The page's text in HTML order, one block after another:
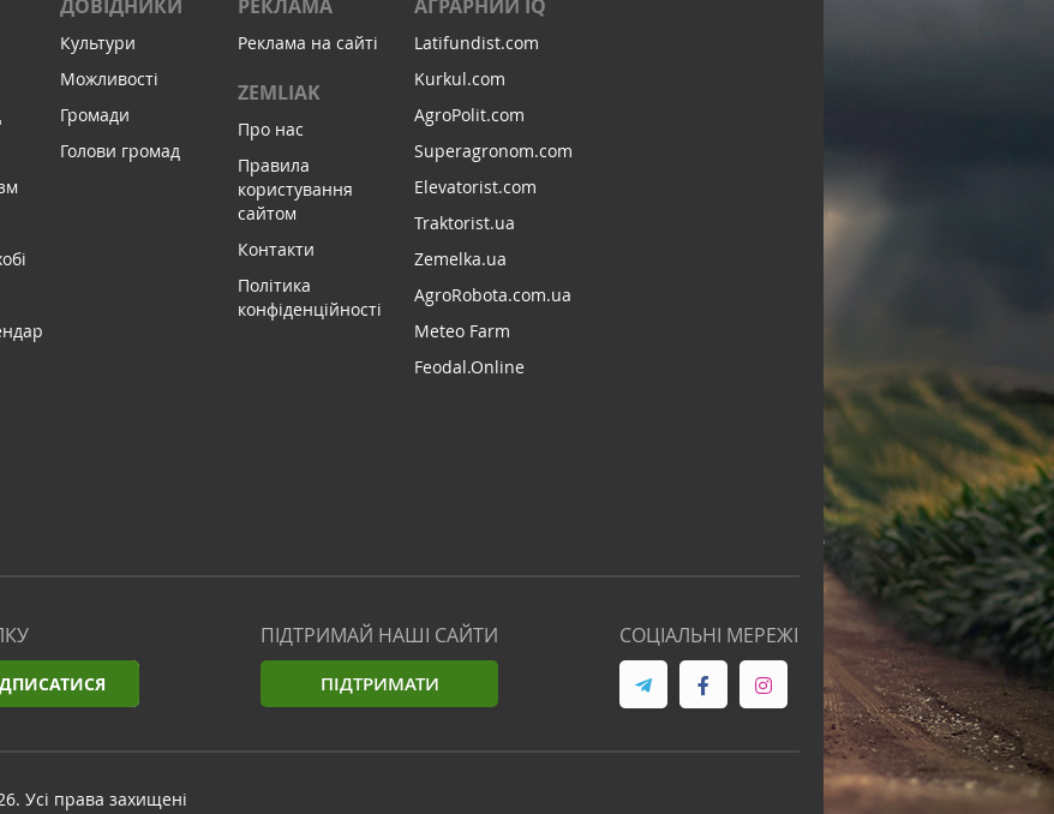
ДОВІДНИКИ
Культури
Можливості
Громади
Голови громад
РЕКЛАМА
Реклама на сайті
ZEMLIAK
Про нас
Правила
користування
сайтом
Контакти
Політика
конфіденційності
АГРАРНИЙ IQ
Latifundist.com
Kurkul.com
AgroPolit.com
Superagronom.com
Elevatorist.com
Traktorist.ua
Zemelka.ua
AgroRobota.com.ua
Meteo Farm
Feodal.Online
ПІДТРИМАЙ НАШІ САЙТИ
ПІДТРИМАТИ
СОЦІАЛЬНІ МЕРЕЖІ
Усі права захищені